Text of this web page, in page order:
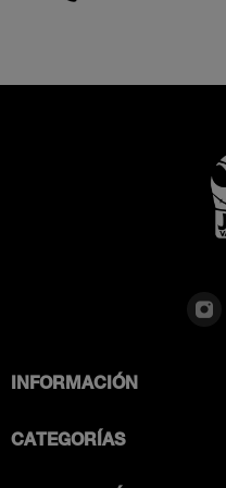
INFORMACIÓN
CATEGORÍAS